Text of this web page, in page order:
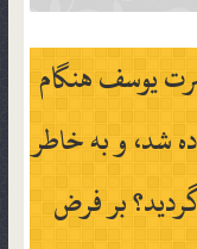
یوسف هنگام
شد، و به خاطر
بر فرض